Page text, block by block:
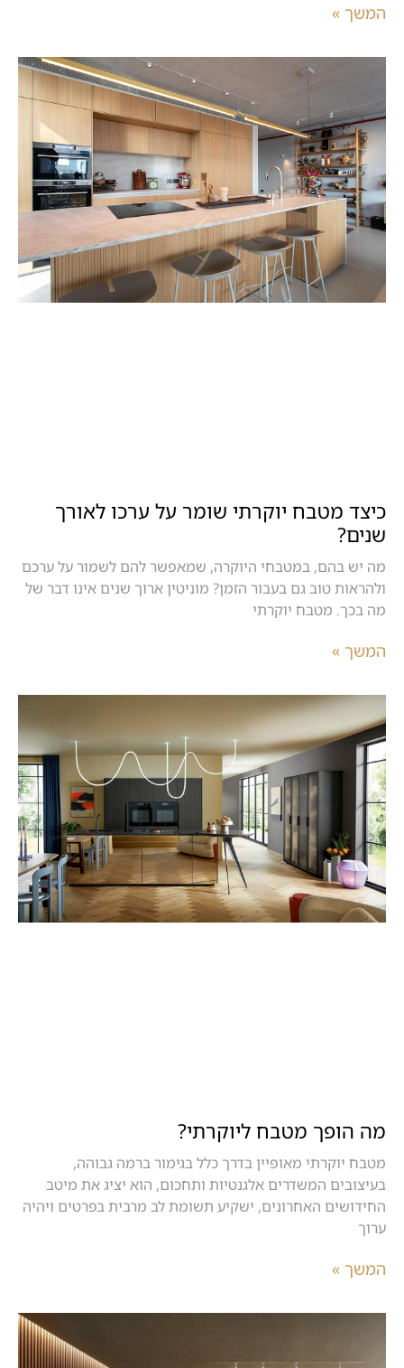
המשך »
כיצד מטבח יוקרתי שומר על ערכו לאורך
שנים?
מה יש בהם, במטבחי היוקרה, שמאפשר להם לשמור על ערכם
ולהראות טוב גם בעבור הזמן? מוניטין ארוך שנים אינו דבר של
מה בכך. מטבח יוקרתי
המשך »
מה הופך מטבח ליוקרתי?
מטבח יוקרתי מאופיין בדרך כלל בגימור ברמה גבוהה,
בעיצובים המשדרים אלגנטיות ותחכום, הוא יציג את מיטב
החידושים האחרונים, ישקיע תשומת לב מרבית בפרטים ויהיה
ערוך
המשך »